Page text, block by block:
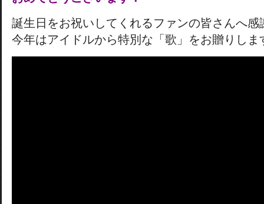
誕生日をお祝いしてくれるファンの皆さんへ
今年はアイドルから特別な「歌」をお贈りしま